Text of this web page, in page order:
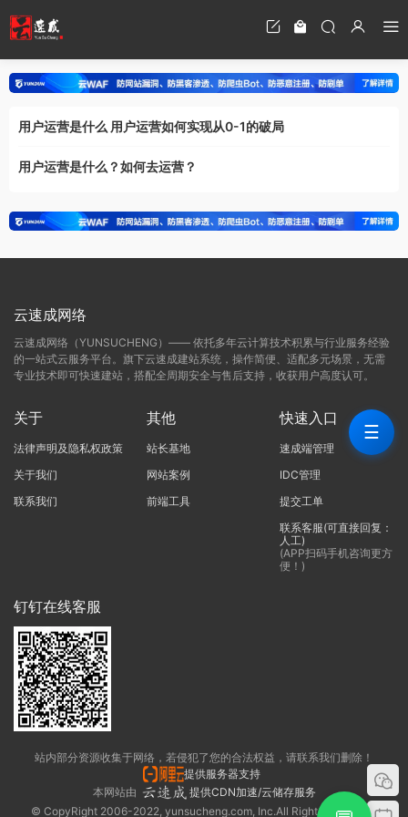
用户运营是什么 用户运营如何实现从0-1的破局
用户运营是什么？如何去运营？
云速成网络
云速成网络（YUNSUCHENG）—— 依托多年云计算技术积累与行业服务经验
的一站式云服务平台。旗下云速成建站系统，操作简便、适配多元场景，无需
专业技术即可快速建站，搭配全周期安全与售后支持，收获用户高度认可。
关于
法律声明及隐私权政策
关于我们
联系我们
其他
站长基地
网站案例
前端工具
快速入口
速成端管理
IDC管理
提交工单
联系客服(可直接回复：
人工)
(APP扫码手机咨询更方
便！)
钉钉在线客服
站内部分资源收集于网络，若侵犯了您的合法权益，请联系我们删除！
提供服务器支持
本网站由
提供CDN加速/云储存服务
© CopyRight 2006-2022, yunsucheng.com, Inc.All Rights Reserved.
☰